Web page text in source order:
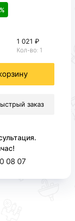
1 021 ₽
Кол-во: 1
заказ
08 07